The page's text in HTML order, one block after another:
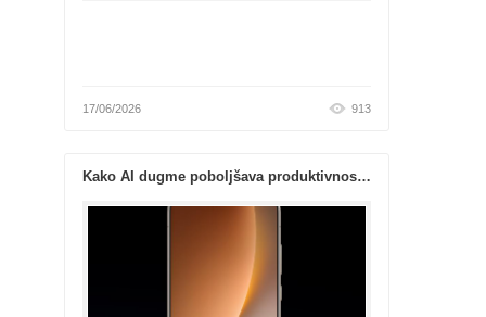
17/06/2026 913
Kako AI dugme poboljšava produktivnost pametnih telefona?